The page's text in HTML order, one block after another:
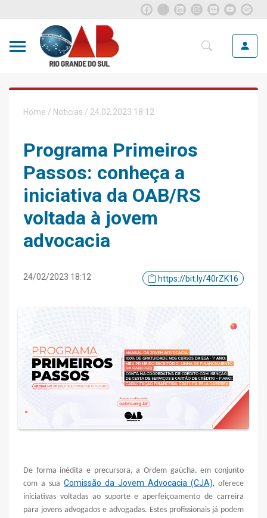
Home / Noticias / 24.02.2023 18:12
Programa Primeiros
Passos: conheça a
iniciativa da OAB/RS
voltada à jovem
advocacia
24/02/2023 18:12 https://bit.ly/40rZK16
De forma inédita e precursora, a Ordem gaúcha, em conjunto
com a sua Comissão da Jovem Advocacia (CJA), oferece
iniciativas voltadas ao suporte e aperfeiçoamento de carreira
para jovens advogados e advogadas. Estes profissionais já podem